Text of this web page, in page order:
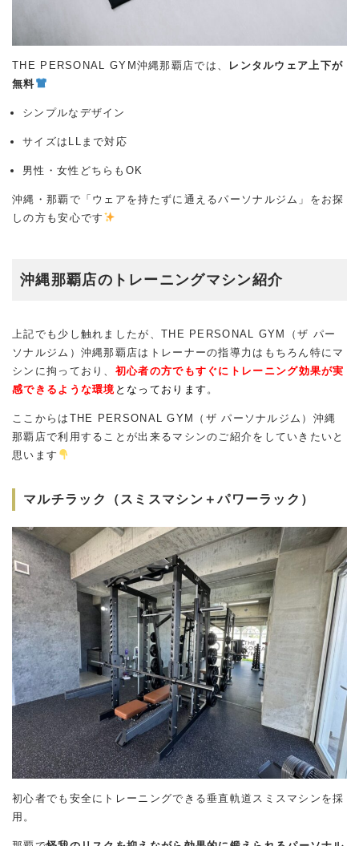
THE PERSONAL GYM沖縄那覇店では、
レンタルウェア上下が
無料
シンプルなデザイン
サイズはLLまで対応
男性・女性どちらもOK
沖縄・那覇で「ウェアを持たずに通えるパーソナルジム」をお探
しの方も安心です
沖縄那覇店のトレーニングマシン紹介
上記でも少し触れましたが、THE PERSONAL GYM（ザ パー
ソナルジム）沖縄那覇店はトレーナーの指導力はもちろん特にマ
シンに拘っており、 初心者の方でもすぐにトレーニング効果が実
感できるような環境 となっております 。
ここからは THE PERSONAL GYM
（ザ パーソナルジム）沖縄
那覇店で利用することが出来るマシンのご紹介をしていきたいと
思います
マルチラック（スミスマシン＋パワーラック）
初心者でも安全にトレーニングできる垂直軌道スミスマシンを採
用。